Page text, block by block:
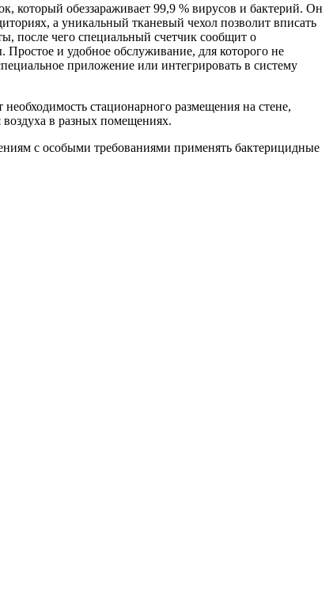
который обеззараживает 99,9 % вирусов и бактерий. Он
а уникальный тканевый чехол позволит вписать
после чего специальный счетчик сообщит о
и удобное обслуживание, для которого не
приложение или интегрировать в систему
стационарного размещения на стене,
в разных помещениях.
с особыми требованиями применять бактерицидные